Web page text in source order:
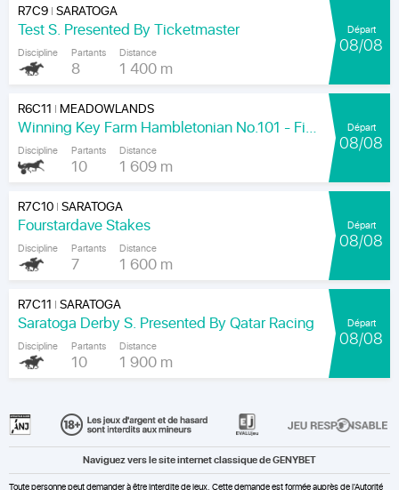
R7C9|SARATOGA
Test S. Presented By Ticketmaster
Discipline Partants
8
Distance
1 400 m
Départ
08/08
R6C11 | MEADOWLANDS
Winning Key Farm Hambletonian No.101 - Final
Discipline Partants
10
Distance
1 609 m
Départ
08/08
R7C10|SARATOGA
Fourstardave Stakes
Discipline Partants
7
Distance
1 600 m
Départ
08/08
R7C11 |SARATOGA
Saratoga Derby S. Presented By Qatar Racing
Discipline Partants
10
Distance
1 900 m
Départ
08/08
Naviguez vers le site internet classique de GENYBET